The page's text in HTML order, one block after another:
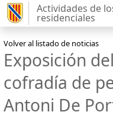
Actividades de
residenciales
Volver al listado de noticias
Exposición
cofradía de
Antoni De